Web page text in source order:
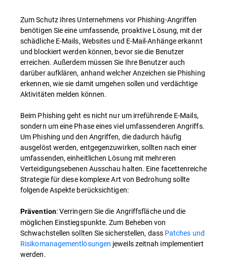
Zum Schutz Ihres Unternehmens vor Phishing-Angriffen
benötigen Sie eine umfassende, proaktive Lösung, mit der
schädliche E-Mails, Websites und E-Mail-Anhänge erkannt
und blockiert werden können, bevor sie die Benutzer
erreichen. Außerdem müssen Sie Ihre Benutzer auch
darüber aufklären, anhand welcher Anzeichen sie Phishing
erkennen, wie sie damit umgehen sollen und verdächtige
Aktivitäten melden können.
Beim Phishing geht es nicht nur um irreführende E-Mails,
sondern um eine Phase eines viel umfassenderen Angriffs.
Um Phishing und den Angriffen, die dadurch häufig
ausgelöst werden, entgegenzuwirken, sollten nach einer
umfassenden, einheitlichen Lösung mit mehreren
Verteidigungsebenen Ausschau halten. Eine facettenreiche
Strategie für diese komplexe Art von Bedrohung sollte
folgende Aspekte berücksichtigen:
Prävention: Verringern Sie die Angriffsfläche und die
möglichen Einstiegspunkte. Zum Beheben von
Schwachstellen sollten Sie sicherstellen, dass Patches und
Risikomanagementlösungen jeweils zeitnah implementiert
werden.